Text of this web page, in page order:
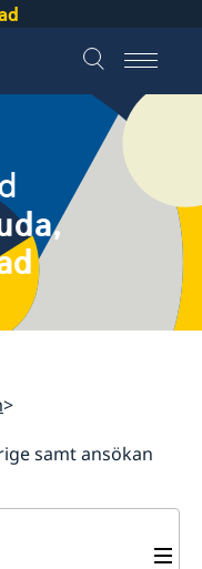
samt ansökan